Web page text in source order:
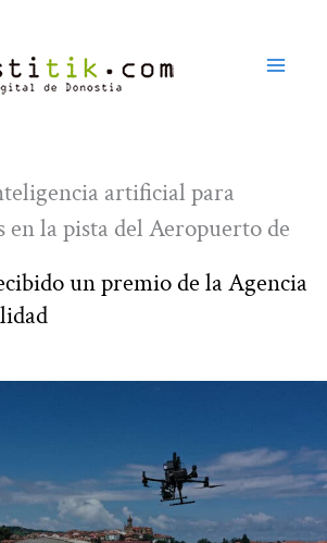
artificial para
en la pista del Aeropuerto de
un premio de la Agencia